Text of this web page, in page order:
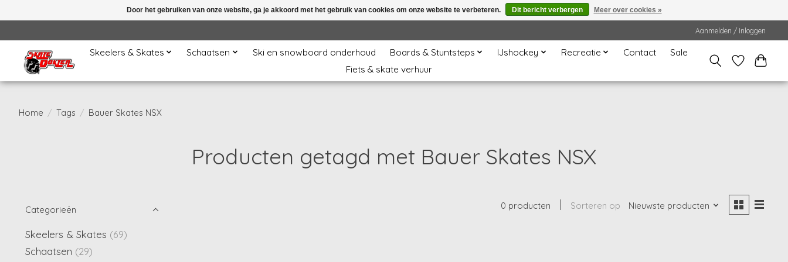
Aanmelden / Inloggen
Skeelers & Skates Schaatsen Ski en snowboard onderhoud Boards & Stuntsteps IJshockey Recreatie Contact
Sale
Fiets & skate verhuur
Home / Tags / Bauer Skates NSX
Producten getagd met Bauer Skates NSX
Categorieën
Skeelers & Skates (69)
Schaatsen (29)
0 producten Sorteren op Nieuwste producten
Door het gebruiken van onze website, ga je akkoord met het gebruik van cookies om onze website te verbeteren. Dit bericht verbergen Meer over cookies »